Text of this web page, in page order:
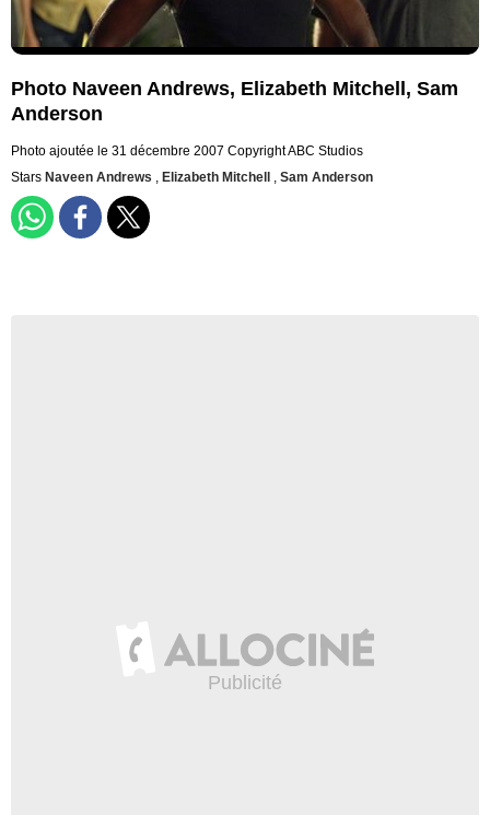
Photo Naveen Andrews, Elizabeth Mitchell, Sam
Anderson
Photo ajoutée le 31 décembre 2007 Copyright ABC Studios
Stars Naveen Andrews , Elizabeth Mitchell , Sam Anderson